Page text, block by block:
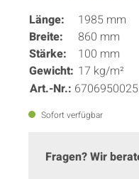
Länge:
1985 mm
Breite:
860 mm
Stärke:
100 mm
Gewicht: 17 kg/m²
Art.-Nr.:
Sofort verfügbar
Fragen? Wir